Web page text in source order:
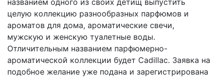
названием одного из своих детищ выпустить
целую коллекцию разнообразных парфюмов и
ароматов для дома, ароматические свечи,
мужскую и женскую туалетные воды.
Отличительным названием парфюмерно-
ароматической коллекции будет Cadillac. Заявка на
подобное желание уже подана и зарегистрирована